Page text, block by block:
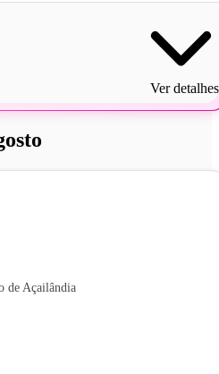
Ver detalhes
de Açailândia